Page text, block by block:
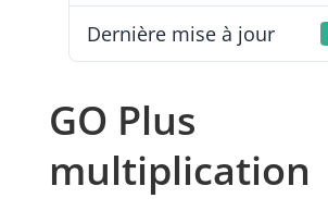
Dernière mise à jour
GO Plus
multiplication